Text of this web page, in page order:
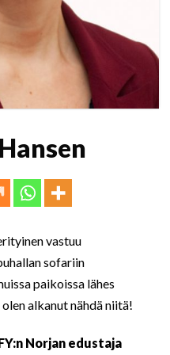
vastuu
sofariin
paikoissa lähes
alkanut nähdä niitä!
Norjan edustaja